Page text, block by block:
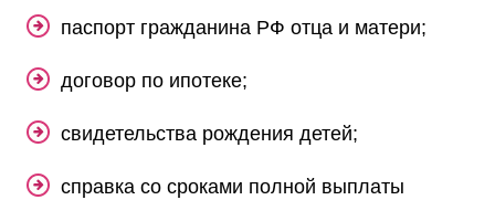
паспорт гражданина РФ отца и матери;
договор по ипотеке;
свидетельства рождения детей;
справка со сроками полной выплаты